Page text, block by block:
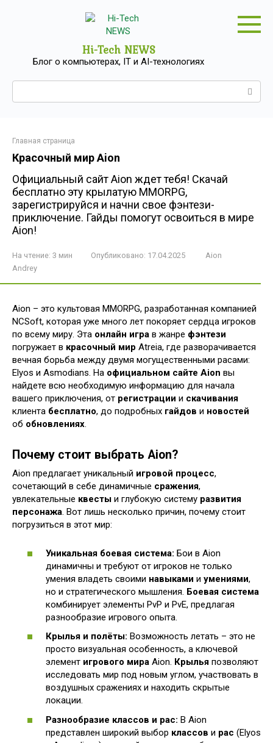
Hi-Tech NEWS
Блог о компьютерах, IT и AI-технологиях
Главная страница
Красочный мир Aion
Официальный сайт Aion ждет тебя! Скачай
бесплатно эту крылатую MMORPG,
зарегистрируйся и начни свое фэнтези-
приключение. Гайды помогут освоиться в мире
Aion!
На чтение: 3 мин Опубликовано: 17.04.2025
Aion
Andrey
Aion – это культовая MMORPG, разработанная компанией
NCSoft, которая уже много лет покоряет сердца игроков
по всему миру. Эта онлайн игра в жанре фэнтези
погружает в красочный мир Atreia, где разворачивается
вечная борьба между двумя могущественными расами:
Elyos и Asmodians. На официальном сайте Aion вы
найдете всю необходимую информацию для начала
вашего приключения, от регистрации и скачивания
клиента бесплатно, до подробных гайдов и новостей
об обновлениях.
Почему стоит выбрать Aion?
Aion предлагает уникальный игровой процесс,
сочетающий в себе динамичные сражения,
увлекательные квесты и глубокую систему развития
персонажа. Вот лишь несколько причин, почему стоит
погрузиться в этот мир:
Уникальная боевая система: Бои в Aion
динамичны и требуют от игроков не только
умения владеть своими навыками и умениями,
но и стратегического мышления. Боевая система
комбинирует элементы PvP и PvE, предлагая
разнообразие игрового опыта.
Крылья и полёты: Возможность летать – это не
просто визуальная особенность, а ключевой
элемент игрового мира Aion. Крылья позволяют
исследовать мир под новым углом, участвовать в
воздушных сражениях и находить скрытые
локации.
Разнообразие классов и рас: В Aion
представлен широкий выбор классов и рас (Elyos